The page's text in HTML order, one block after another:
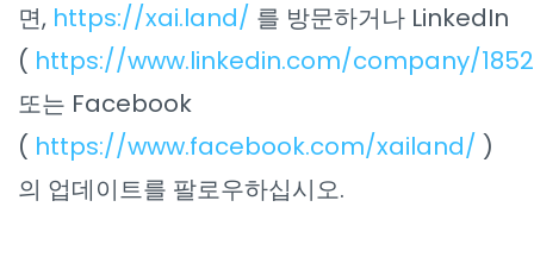
면, https://xai.land/ 를 방문하거나 LinkedIn
( https://www.linkedin.com/company/
또는 Facebook
( https://www.facebook.com/xailand/ )
의 업데이트를 팔로우하십시오.